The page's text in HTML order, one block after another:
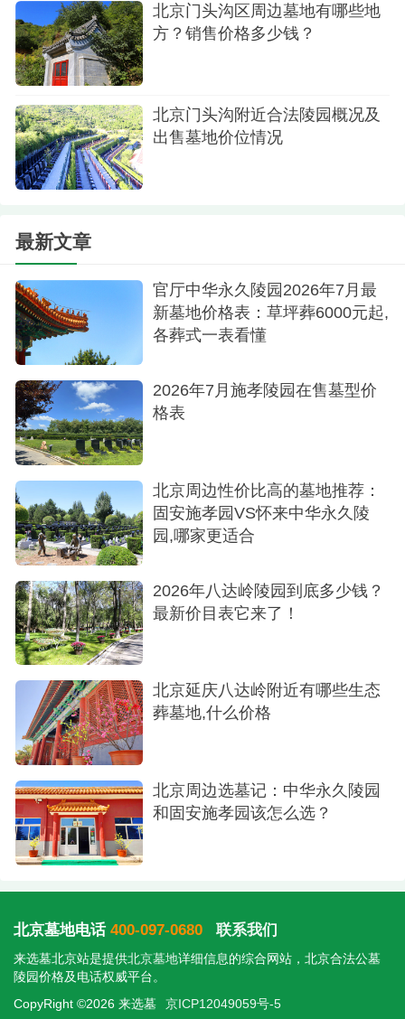
5. 服务理念：
万佛华侨陵园以“服务至上、诚信经营、尊重生
礼服务，让家人在悲伤中得到安慰和支持。
北京门头沟区周边墓地有哪些地
方？销售价格多少钱？
北京门头沟附近合法陵园概况及
出售墓地价位情况
最新文章
官厅中华永久陵园2026年7月最
新墓地价格表：草坪葬6000元起,
各葬式一表看懂
2026年7月施孝陵园在售墓型价
格表
北京周边性价比高的墓地推荐：
固安施孝园VS怀来中华永久陵
园,哪家更适合
2026年八达岭陵园到底多少钱？
最新价目表它来了！
北京延庆八达岭附近有哪些生态
葬墓地,什么价格
北京周边选墓记：中华永久陵园
和固安施孝园该怎么选？
北京墓地电话 400-097-0680 联系我们
来选墓北京站是提供北京墓地详细信息的综合网站，北京合法公墓
陵园价格及电话权威平台。
CopyRight ©2026 来选墓
京ICP12049059号-5